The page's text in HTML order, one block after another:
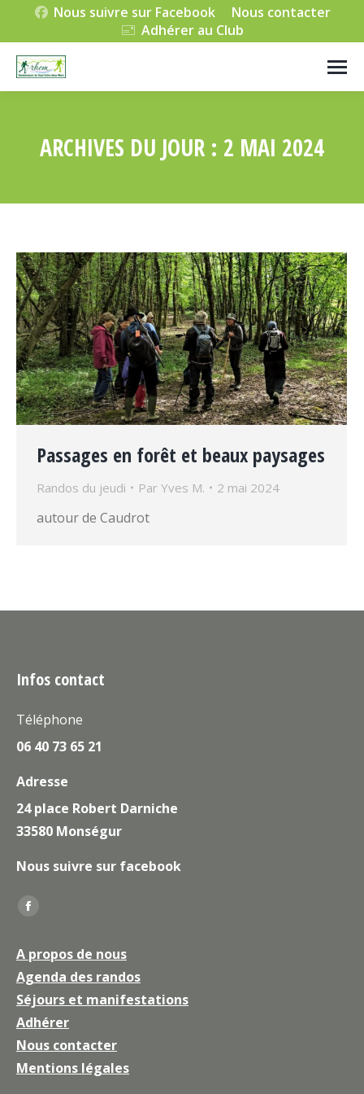
Nous suivre sur Facebook
Nous contacter
Adhérer au Club
ARCHIVES DU JOUR : 2 MAI 2024
Passages en forêt et beaux paysages
Randos du jeudi Par Yves M. 2 mai 2024
autour de Caudrot
Infos contact
Téléphone
06 40 73 65 21
Adresse
24 place Robert Darniche
33580 Monségur
Nous suivre sur facebook
Trouvez nous sur :
La
Facebook
s'ouvre
dans
une
nouvelle
fenêtre
A propos de nous
Agenda des randos
Séjours et manifestations
Adhérer
Nous contacter
Mentions légales